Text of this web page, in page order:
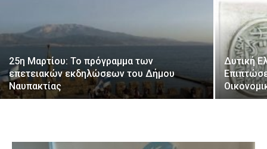
25η Μαρτίου: Το πρόγραμμα των
επετειακών εκδηλώσεων του Δήμου
Ναυπακτίας
Δυτική